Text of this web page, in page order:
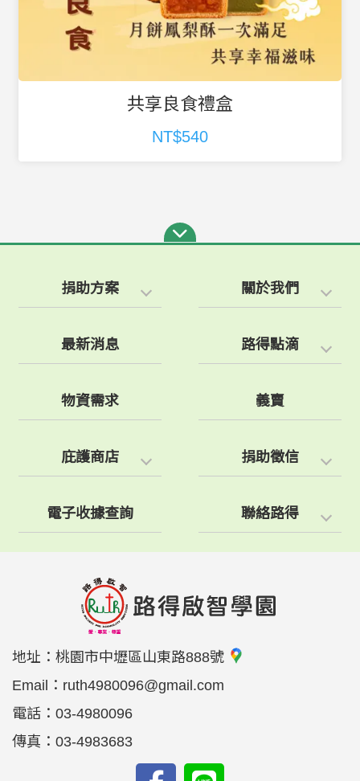
金芒好運禮盒
NT$540
捐助方案 關於我們
最新消息 路得點滴
物資需求 義賣
庇護商店 捐助徵信
電子收據查詢 聯絡路得
地址： 桃園市中壢區山東路888號
Email： ruth4980096@gmail.com
電話： 03-4980096
傳真： 03-4983683